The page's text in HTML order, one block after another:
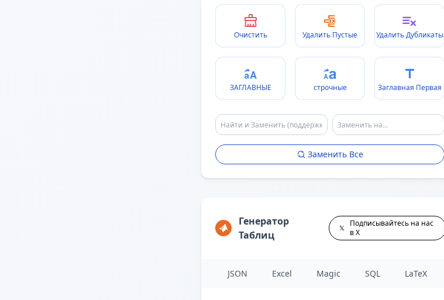
Очистить Удалить Пустые Удалить Дубликаты
ЗАГЛАВНЫЕ строчные Заглавная Первая
Заменить Все
Генератор
Таблиц
Подписывайтесь на нас
в X
JSON Excel Magic SQL LaTeX